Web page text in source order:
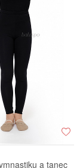
a tanec